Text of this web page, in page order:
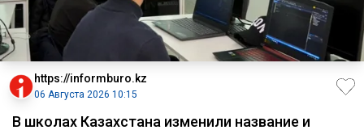
https://informburo.kz
06 Августа 2026 10:15
В школах Казахстана изменили название и